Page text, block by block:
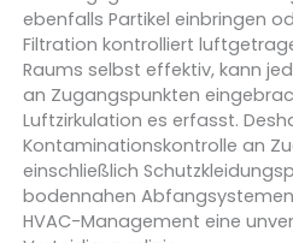
ebenfalls Partikel einbringen
Filtration kontrolliert
Raums selbst effektiv, kann
an Zugangspunkten
Luftzirkulation es erfasst.
Kontaminationskontrolle an
einschließlich
bodennahen
HVAC-Management eine